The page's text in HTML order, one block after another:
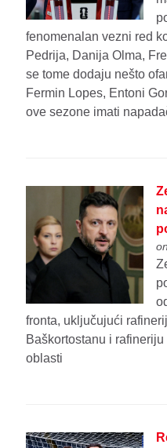
fenomenalan vezni red
Pedrija, Danija Olma,
se tome dodaju nešto
Fermin Lopes, Entoni
ove sezone imati
fronta, uključujući
Baškortostanu i
oblasti